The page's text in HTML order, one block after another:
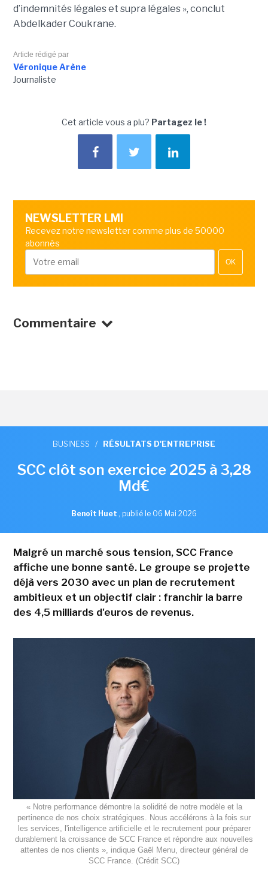
d’indemnités légales et supra légales », conclut
Abdelkader Coukrane.
Article rédigé par
Véronique Arène
Journaliste
Cet article vous a plu? Partagez le !
NEWSLETTER LMI
Recevez notre newsletter comme plus de 50000
abonnés
OK
Commentaire
BUSINESS / RÉSULTATS D'ENTREPRISE
SCC clôt son exercice 2025 à 3,28
Md€
Benoît Huet , publié le 06 Mai 2026
Malgré un marché sous tension, SCC France
affiche une bonne santé. Le groupe se projette
déjà vers 2030 avec un plan de recrutement
ambitieux et un objectif clair : franchir la barre
des 4,5 milliards d'euros de revenus.
« Notre performance démontre la solidité de notre modèle et la
pertinence de nos choix stratégiques. Nous accélérons à la fois sur
les services, l'intelligence artificielle et le recrutement pour préparer
durablement la croissance de SCC France et répondre aux nouvelles
attentes de nos clients », indique Gaël Menu, directeur général de
SCC France. (Crédit SCC)